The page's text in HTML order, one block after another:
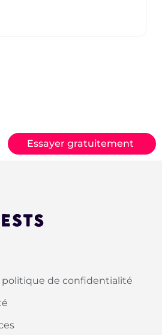
Essayer gratuitement
politique de confidentialité